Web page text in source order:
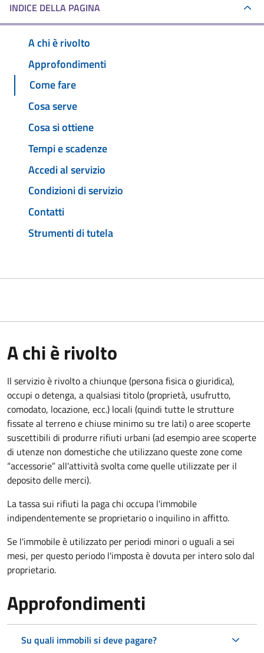
INDICE DELLA PAGINA
A chi è rivolto
Approfondimenti
Come fare
Cosa serve
Cosa si ottiene
Tempi e scadenze
Accedi al servizio
Condizioni di servizio
Contatti
Strumenti di tutela
A chi è rivolto
Il servizio è rivolto a chiunque (persona fisica o giuridica),
occupi o detenga, a qualsiasi titolo (proprietà, usufrutto,
comodato, locazione, ecc.) locali (quindi tutte le strutture
fissate al terreno e chiuse minimo su tre lati) o aree scoperte
suscettibili di produrre rifiuti urbani (ad esempio aree scoperte
di utenze non domestiche che utilizzano queste zone come
“accessorie” all'attività svolta come quelle utilizzate per il
deposito delle merci).
La tassa sui rifiuti la paga chi occupa l'immobile
indipendentemente se proprietario o inquilino in affitto.
Se l'immobile è utilizzato per periodi minori o uguali a sei
mesi, per questo periodo l'imposta è dovuta per intero solo dal
proprietario.
Approfondimenti
Su quali immobili si deve pagare?